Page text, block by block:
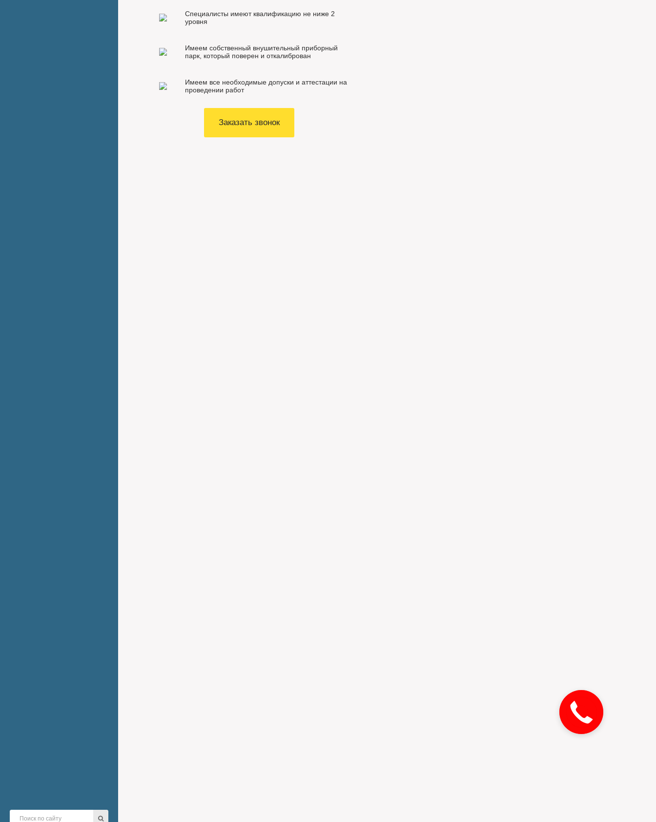
Специалисты имеют квалификацию не ниже 2
уровня
Имеем собственный внушительный приборный
парк, который поверен и откалиброван
Имеем все необходимые допуски и аттестации на
проведении работ
Заказать звонок